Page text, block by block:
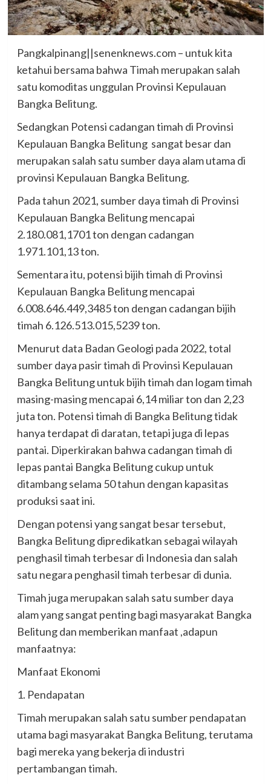
Pangkalpinang||senenknews.com – untuk kita
ketahui bersama bahwa Timah merupakan salah
satu komoditas unggulan Provinsi Kepulauan
Bangka Belitung.
Sedangkan Potensi cadangan timah di Provinsi
Kepulauan Bangka Belitung sangat besar dan
merupakan salah satu sumber daya alam utama di
provinsi Kepulauan Bangka Belitung.
Pada tahun 2021, sumber daya timah di Provinsi
Kepulauan Bangka Belitung mencapai
2.180.081,1701 ton dengan cadangan
1.971.101,13 ton.
Sementara itu, potensi bijih timah di Provinsi
Kepulauan Bangka Belitung mencapai
6.008.646.449,3485 ton dengan cadangan bijih
timah 6.126.513.015,5239 ton.
Menurut data Badan Geologi pada 2022, total
sumber daya pasir timah di Provinsi Kepulauan
Bangka Belitung untuk bijih timah dan logam timah
masing-masing mencapai 6,14 miliar ton dan 2,23
juta ton. Potensi timah di Bangka Belitung tidak
hanya terdapat di daratan, tetapi juga di lepas
pantai. Diperkirakan bahwa cadangan timah di
lepas pantai Bangka Belitung cukup untuk
ditambang selama 50 tahun dengan kapasitas
produksi saat ini.
Dengan potensi yang sangat besar tersebut,
Bangka Belitung dipredikatkan sebagai wilayah
penghasil timah terbesar di Indonesia dan salah
satu negara penghasil timah terbesar di dunia.
Timah juga merupakan salah satu sumber daya
alam yang sangat penting bagi masyarakat Bangka
Belitung dan memberikan manfaat ,adapun
manfaatnya:
Manfaat Ekonomi
1. Pendapatan
Timah merupakan salah satu sumber pendapatan
utama bagi masyarakat Bangka Belitung, terutama
bagi mereka yang bekerja di industri
pertambangan timah.